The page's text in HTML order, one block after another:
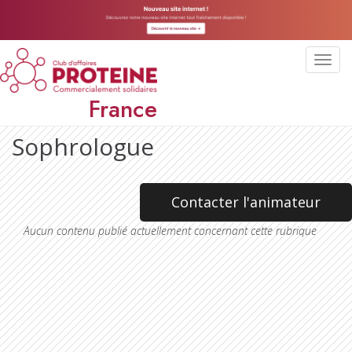
France
Sophrologue
Contacter l'animateur
Aucun contenu publié actuellement concernant cette rubrique